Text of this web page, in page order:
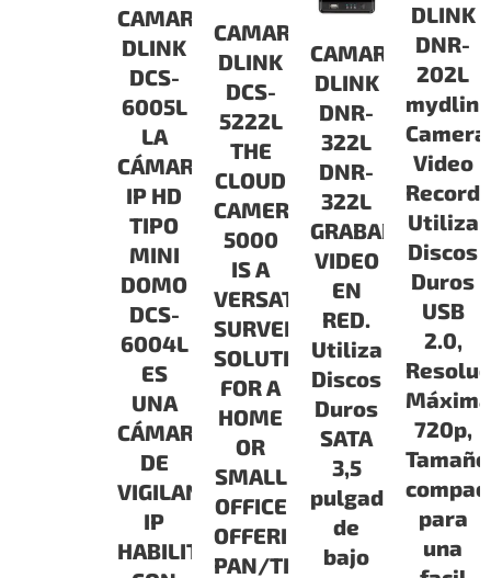
CAMARAS
DLINK
DCS-
6005L
LA
CÁMARA
IP HD
TIPO
MINI
DOMO
DCS-
6004L
ES
UNA
CÁMARA
DE
VIGILANCIA
IP
HABILITADA
CAMARAS
DLINK
DCS-
5222L
THE
CLOUD
CAMERA
5000
IS A
VERSATILE
SURVEILLANCE
SOLUTION
FOR A
HOME
OR
SMALL
OFFICE
OFFERING
PAN/TILT
CAMARAS
DLINK
DNR-
322L
DNR-
322L
GRABADOR
VIDEO
EN
RED.
Utiliza
Discos
Duros
SATA
3,5
pulgadas
de
bajo
DLINK
DNR-
202L
Camera
Video
Utiliza
Discos
Duros
USB
2.0,
720p,
Tamaño
para
una